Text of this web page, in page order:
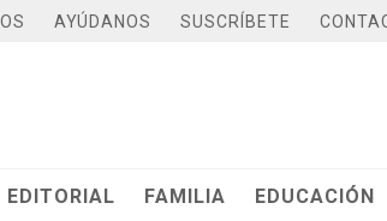
AYÚDANOS SUSCRÍBETE
EDITORIAL FAMILIA EDUCACIÓN